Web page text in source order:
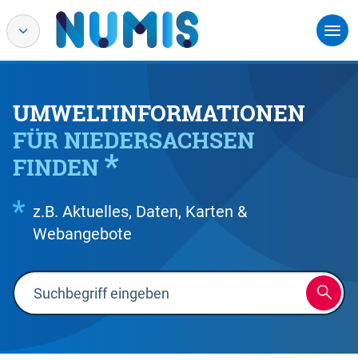
UMWELTINFORMATIONEN
FÜR NIEDERSACHSEN
FINDEN
z.B. Aktuelles, Daten, Karten &
Webangebote